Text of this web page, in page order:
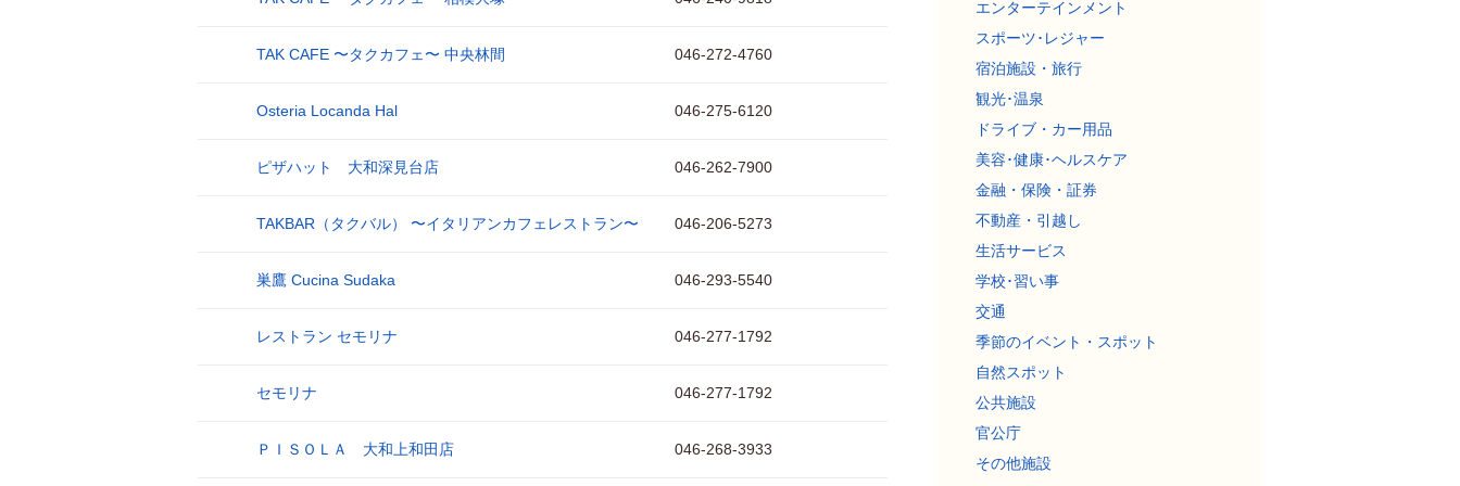
TAK CAFE 〜タクカフェ〜 中央林間 046-272-4760
Osteria Locanda Hal 046-275-6120
ピザハット 大和深見台店 046-262-7900
TAKBAR（タクバル） 〜イタリアンカフェレストラン〜 046-206-5273
巣鷹 Cucina Sudaka 046-293-5540
レストラン セモリナ 046-277-1792
セモリナ 046-277-1792
ＰＩＳＯＬＡ 大和上和田店 046-268-3933
エンターテインメント
スポーツ･レジャー
宿泊施設・旅行
観光･温泉
ドライブ・カー用品
美容･健康･ヘルスケア
金融・保険・証券
不動産・引越し
生活サービス
学校･習い事
交通
季節のイベント・スポット
自然スポット
公共施設
官公庁
その他施設